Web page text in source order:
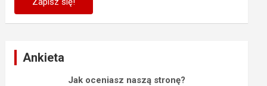
Ankieta
Jak oceniasz naszą stronę?